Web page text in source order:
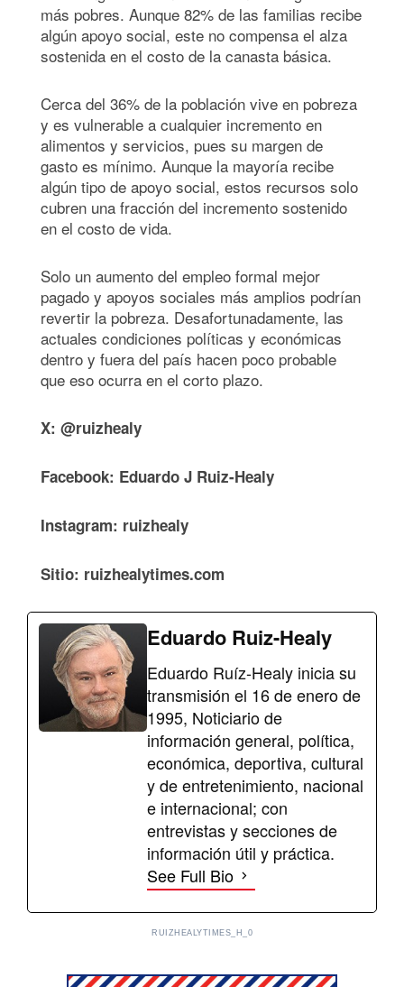
más pobres. Aunque 82% de las familias recibe
algún apoyo social, este no compensa el alza
sostenida en el costo de la canasta básica.
Cerca del 36% de la población vive en pobreza
y es vulnerable a cualquier incremento en
alimentos y servicios, pues su margen de
gasto es mínimo. Aunque la mayoría recibe
algún tipo de apoyo social, estos recursos solo
cubren una fracción del incremento sostenido
en el costo de vida.
Solo un aumento del empleo formal mejor
pagado y apoyos sociales más amplios podrían
revertir la pobreza. Desafortunadamente, las
actuales condiciones políticas y económicas
dentro y fuera del país hacen poco probable
que eso ocurra en el corto plazo.
X: @ruizhealy
Facebook: Eduardo J Ruiz-Healy
Instagram: ruizhealy
Sitio: ruizhealytimes.com
Eduardo Ruiz-Healy
Eduardo Ruíz-Healy inicia su
transmisión el 16 de enero de
1995, Noticiario de
información general, política,
económica, deportiva, cultural
y de entretenimiento, nacional
e internacional; con
entrevistas y secciones de
información útil y práctica.
See Full Bio
RUIZHEALYTIMES_H_0